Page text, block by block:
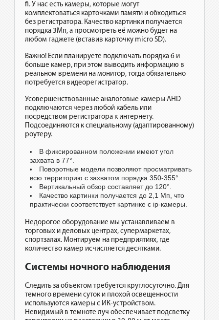
fi. У нас есть камеры, которые могут
комплектоваться карточками памяти и обходиться
без регистратора. Качество картинки получается
порядка 3Мп, а просмотреть её можно будет на
любом гаджете (вставив карточку micro SD).
Важно! Если планируете подключать порядка 6 и
больше камер, при этом выводить информацию в
реальном времени на монитор, тогда обязательно
потребуется видеорегистратор.
Усовершенствованные аналоговые камеры AHD
подключаются через любой кабель или
посредством регистратора к интернету.
Подсоединяются к специальному (адаптированному)
роутеру.
В фиксированном положении имеют угол
захвата в 77°.
Поворотные модели позволяют просматривать
всю территорию с захватом порядка 350-355°.
Вертикальный обзор составляет до 120°.
Качество картинки получается до 2,1 Мп, что
практически соответствует картинке с ip-камеры.
Недорогое оборудование мы устанавливаем в
торговых и деловых центрах, супермаркетах,
спортзалах. Монтируем на предприятиях, где
количество камер исчисляется десятками.
Системы ночного наблюдения
Следить за объектом требуется круглосуточно. Для
темного времени суток и плохой освещенности
используются камеры с ИК-устройством.
Невидимый в темноте луч обеспечивает подсветку